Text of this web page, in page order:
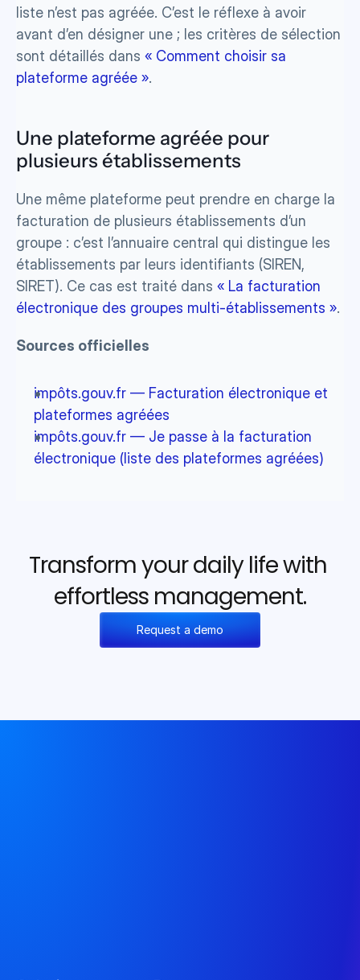
liste n’est pas agréée. C’est le réflexe à avoir
avant d’en désigner une ; les critères de sélection
sont détaillés dans « Comment choisir sa
plateforme agréée ».
Une plateforme agréée pour
plusieurs établissements
Une même plateforme peut prendre en charge la
facturation de plusieurs établissements d’un
groupe : c’est l’annuaire central qui distingue les
établissements par leurs identifiants (SIREN,
SIRET). Ce cas est traité dans « La facturation
électronique des groupes multi-établissements ».
Sources officielles
impôts.gouv.fr — Facturation électronique et
plateformes agréées
impôts.gouv.fr — Je passe à la facturation
électronique (liste des plateformes agréées)
Transform your daily life with
effortless management.
Request a demo